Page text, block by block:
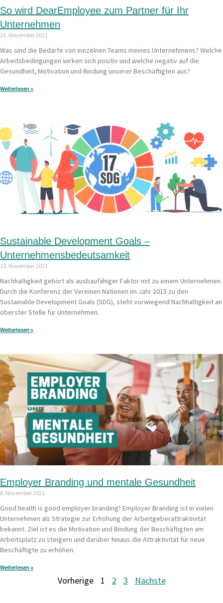
So wird DearEmployee zum Partner für Ihr
Unternehmen
23. November 2021
Was sind die Bedarfe von einzelnen Teams meines Unternehmens? Welche
Arbeitsbedingungen wirken sich positiv und welche negativ auf die
Gesundheit, Motivation und Bindung unserer Beschäftigten aus?
Weiterlesen »
Sustainable Development Goals –
Unternehmensbedeutsamkeit
19. November 2021
Nachhaltigkeit gehört als ausbaufähiger Faktor mit zu einem Unternehmen.
Durch die Konferenz der Vereinen Nationen im Jahr 2015 zu den
Sustainable Development Goals (SDG), steht vorwiegend Nachhaltigkeit an
oberster Stelle für Unternehmen.
Weiterlesen »
Employer Branding und mentale Gesundheit
8. November 2021
Good health is good employer branding? Employer Branding ist in vielen
Unternehmen als Strategie zur Erhöhung der Arbeitgeberattraktivität
bekannt. Ziel ist es die Motivation und Bindung der Beschäftigten am
Arbeitsplatz zu steigern und darüber hinaus die Attraktivität für neue
Beschäftigte zu erhöhen.
Weiterlesen »
Vorherige 1 2 3 Nächste